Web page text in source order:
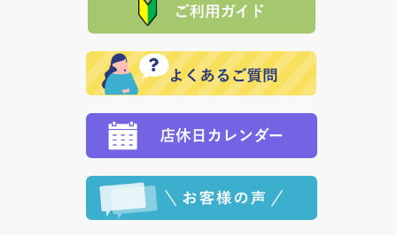
れの生産メーカーからお客様の元へ直送いたしますの
で、 それぞれ個別に送料が必要になります。
その際は誠に申し訳ありませんが、当協会までご注文
願いいたします。
定された場合は、準備出来次第の便にてお送りいたし
ます。 （到着日指定をされている場合は、ご指定の日
程に合わせてお届けいたします。）